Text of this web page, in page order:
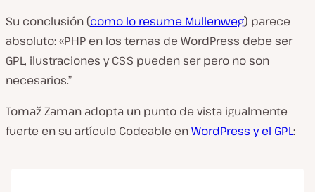
Su conclusión (como lo resume Mullenweg) parece
absoluto: «PHP en los temas de WordPress debe ser
GPL, ilustraciones y CSS pueden ser pero no son
necesarios.”
Tomaž Zaman adopta un punto de vista igualmente
fuerte en su artículo Codeable enWordPress y el GPL: